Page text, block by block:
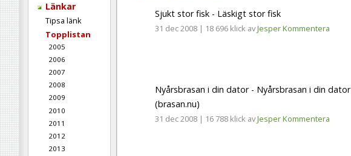
Länkar
Tipsa länk
Topplistan
2005
2006
2007
2008
2009
2010
2011
2012
2013
Sjukt stor fisk - Läskigt stor fisk
31 dec 2008 | 18 696 klick avJesperKommentera
Nyårsbrasan i din dator - Nyårsbrasan i din dator
(brasan.nu)
31 dec 2008 | 16 788 klick avJesperKommentera